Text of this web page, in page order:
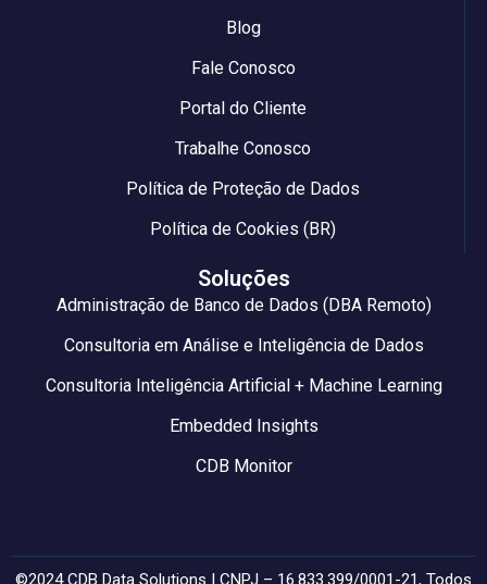
Blog
Fale Conosco
Portal do Cliente
Trabalhe Conosco
Política de Proteção de Dados
Política de Cookies (BR)
Soluções
Administração de Banco de Dados (DBA Remoto)
Consultoria em Análise e Inteligência de Dados
Consultoria Inteligência Artificial + Machine Learning
Embedded Insights
CDB Monitor
©2024 CDB Data Solutions | CNPJ – 16.833.399/0001-21, Todos